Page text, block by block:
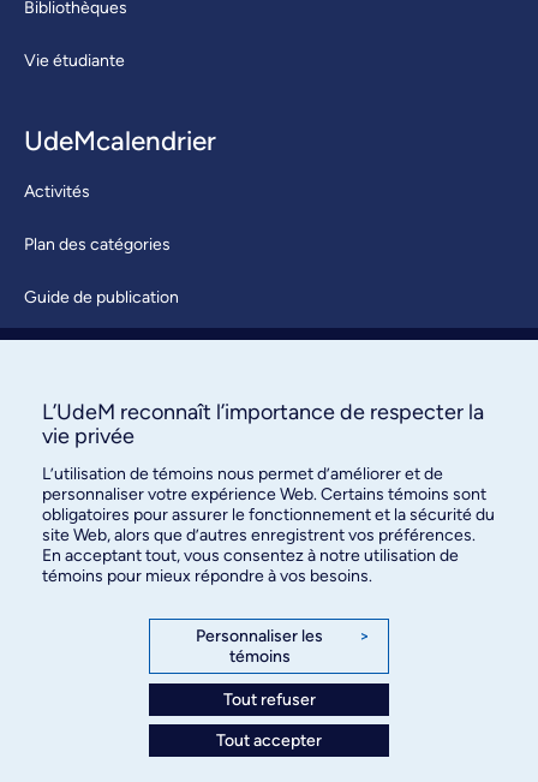
Bibliothèques
Vie étudiante
UdeMcalendrier
Activités
Plan des catégories
Guide de publication
À propos / Nous joindre
des relations publiques
3744, rue Jean-Brillant, bureau 490
Montréal (Québec) H3T 1P1
L’UdeM reconnaît l’importance de respecter la
vie privée
L’utilisation de témoins nous permet d’améliorer et de
personnaliser votre expérience Web. Certains témoins sont
obligatoires pour assurer le fonctionnement et la sécurité du
site Web, alors que d’autres enregistrent vos préférences.
En acceptant tout, vous consentez à notre utilisation de
témoins pour mieux répondre à vos besoins.
Personnaliser les
témoins
>
Tout refuser
Tout accepter